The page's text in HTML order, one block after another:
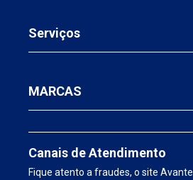
Serviços
MARCAS
Canais de Atendimento
Fique atento a fraudes, o site